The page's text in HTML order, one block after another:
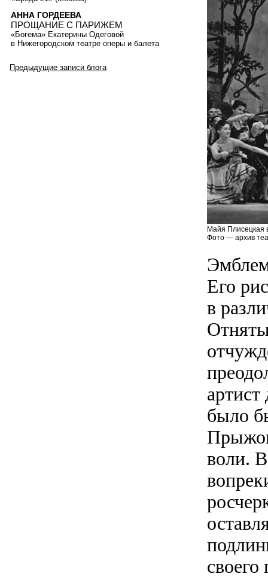
Майя Плисецкая
Фото — архив
Его
в
было
воли.
АННА ГОРДЕЕВА
ПРОЩАНИЕ С ПАРИЖЕМ
«Богема» Екатерины Одеговой
в Нижегородском театре оперы и балета
Предыдущие записи блога